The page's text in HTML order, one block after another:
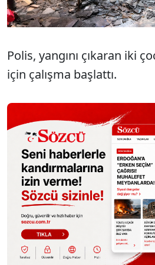
Polis, yangını çıkaran iki
için çalışma başlattı.